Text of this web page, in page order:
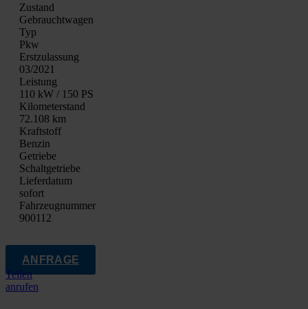
Zustand
Gebraucht­wa­gen
Typ
Pkw
Erst­zu­las­sung
03/2021
Leis­tung
110 kW / 150 PS
Kilo­me­ter­stand
72.108 km
Kraft­stoff
Ben­zin
Getrie­be
Schalt­ge­trie­be
Lie­fer­da­tum
sofort
Fahrzeugnummer
900112
ANFRAGE
Teilen
anrufen